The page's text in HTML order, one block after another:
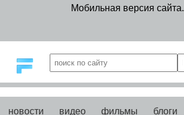
Мобильная версия сайта.
новости видео фильмы блоги